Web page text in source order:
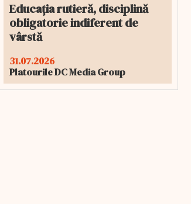
Educația rutieră, disciplină
obligatorie indiferent de
vârstă
31.07.2026
Platourile DC Media Group